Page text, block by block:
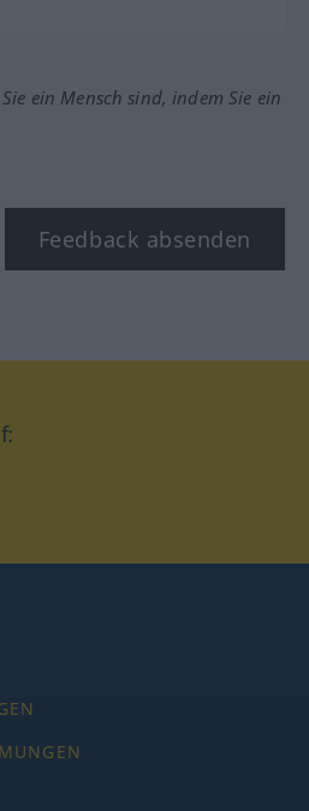
ein Mensch sind, indem Sie ein
Feedback absenden